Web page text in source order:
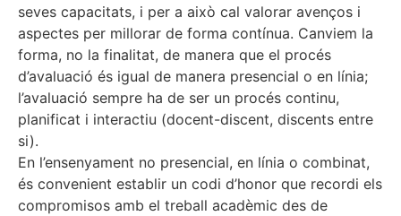
seves capacitats, i per a això cal valorar avenços i
aspectes per millorar de forma contínua. Canviem la
forma, no la finalitat, de manera que el procés
d’avaluació és igual de manera presencial o en línia;
l’avaluació sempre ha de ser un procés continu,
planificat i interactiu (docent-discent, discents entre
si).
En l’ensenyament no presencial, en línia o combinat,
és convenient establir un codi d’honor que recordi els
compromisos amb el treball acadèmic des de